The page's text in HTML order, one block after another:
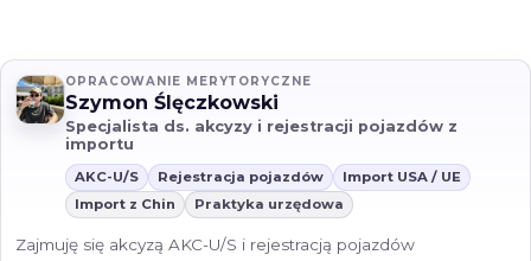
OPRACOWANIE MERYTORYCZNE
Szymon Ślęczkowski
Specjalista ds. akcyzy i rejestracji pojazdów z
importu
AKC-U/S Rejestracja pojazdów
Import USA / UE
Import z Chin
Praktyka urzędowa
Zajmuję się akcyzą AKC-U/S i rejestracją pojazdów